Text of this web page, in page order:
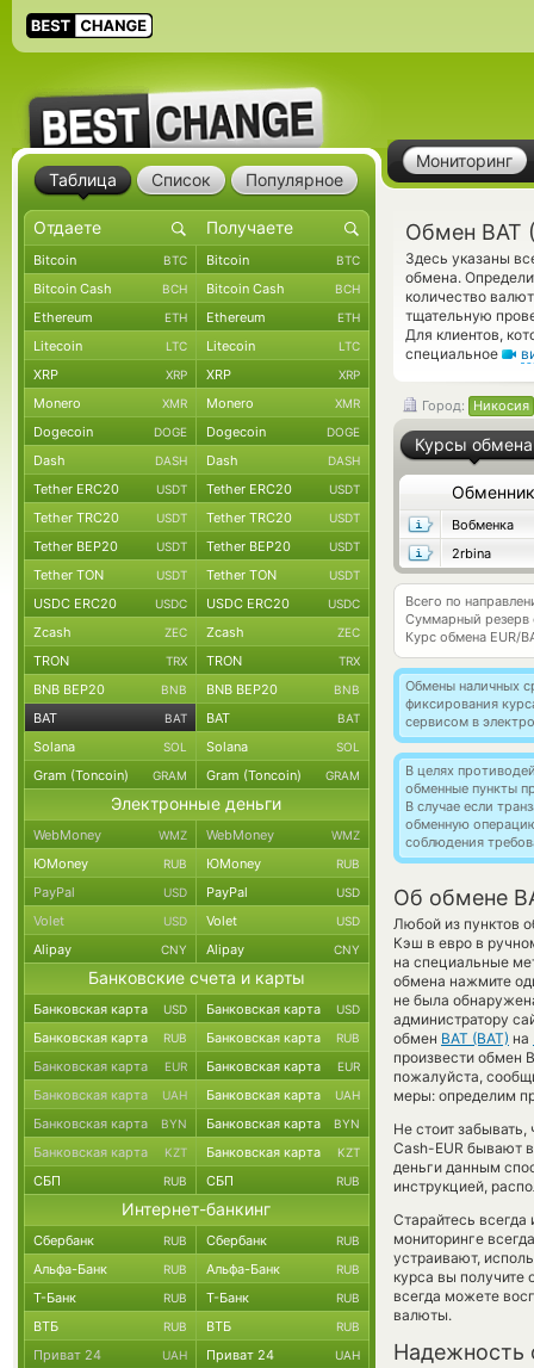
Мониторинг
Обмен BAT
Здесь указаны
обмена.
количество
тщательную
Для клиентов,
специальное
Город: Никосия
Курсы обмена
Обменник
Вобменка
2rbina
Всего по
Суммарный резерв
Курс обмена EUR/
Обмены наличных
фиксирования
сервисом в
В целях
обменные пункты
В случае если
обменную
соблюдения
Об обмене
Любой из пунктов
Кэш в евро в
на специальные
обмена нажмите
не была
администратору
обмен BAT (BAT) на
произвести обмен
пожалуйста,
меры: определим
Не стоит
Cash-EUR бывают
деньги данным
инструкцией,
Старайтесь всегда
мониторинге
устраивают,
курса вы получите
всегда можете
валюты.
Надежность
Таблица Список Популярное
Bitcoin BTC Bitcoin BTC
Bitcoin Cash BCH Bitcoin Cash BCH
Ethereum ETH Ethereum ETH
Litecoin LTC Litecoin LTC
XRP XRP XRP XRP
Monero XMR Monero XMR
Dogecoin DOGE Dogecoin DOGE
Dash DASH Dash DASH
Tether ERC20 USDT Tether ERC20 USDT
Tether TRC20 USDT Tether TRC20 USDT
Tether BEP20 USDT Tether BEP20 USDT
Tether TON USDT Tether TON USDT
USDC ERC20 USDC USDC ERC20 USDC
Zcash ZEC Zcash ZEC
TRON TRX TRON TRX
BNB BEP20 BNB BNB BEP20 BNB
BAT BAT BAT BAT
Solana SOL Solana SOL
Gram (Toncoin) GRAM Gram (Toncoin) GRAM
Электронные деньги
WebMoney WMZ WebMoney WMZ
ЮMoney RUB ЮMoney RUB
PayPal USD PayPal USD
Volet USD Volet USD
Alipay CNY Alipay CNY
Банковские счета и карты
Банковская карта USD Банковская карта USD
Банковская карта RUB Банковская карта RUB
Банковская карта EUR Банковская карта EUR
Банковская карта UAH Банковская карта UAH
Банковская карта BYN Банковская карта BYN
Банковская карта KZT Банковская карта KZT
СБП RUB СБП RUB
Интернет-банкинг
Сбербанк RUB Сбербанк RUB
Альфа-Банк RUB Альфа-Банк RUB
Т-Банк RUB Т-Банк RUB
ВТБ RUB ВТБ RUB
Приват 24 UAH Приват 24 UAH